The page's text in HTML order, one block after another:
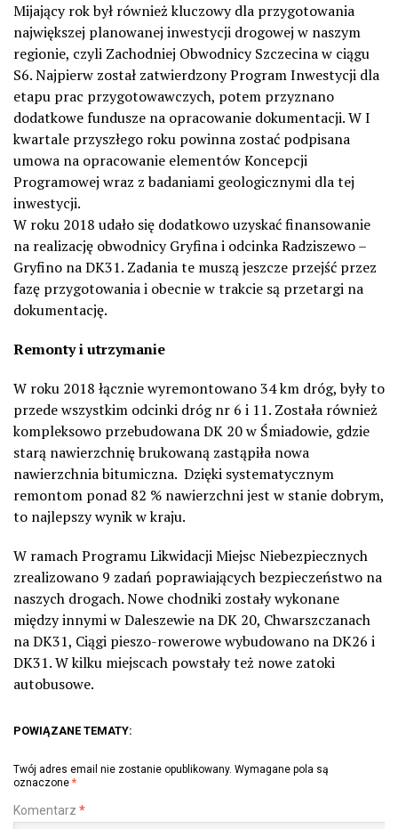
Mijający rok był również kluczowy dla przygotowania
największej planowanej inwestycji drogowej w naszym
regionie, czyli Zachodniej Obwodnicy Szczecina w ciągu
S6. Najpierw został zatwierdzony Program Inwestycji dla
etapu prac przygotowawczych, potem przyznano
dodatkowe fundusze na opracowanie dokumentacji. W I
kwartale przyszłego roku powinna zostać podpisana
umowa na opracowanie elementów Koncepcji
Programowej wraz z badaniami geologicznymi dla tej
inwestycji.
W roku 2018 udało się dodatkowo uzyskać finansowanie
na realizację obwodnicy Gryfina i odcinka Radziszewo –
Gryfino na DK31. Zadania te muszą jeszcze przejść przez
fazę przygotowania i obecnie w trakcie są przetargi na
dokumentację.
Remonty i utrzymanie
W roku 2018 łącznie wyremontowano 34 km dróg, były to
przede wszystkim odcinki dróg nr 6 i 11. Została również
kompleksowo przebudowana DK 20 w Śmiadowie, gdzie
starą nawierzchnię brukowaną zastąpiła nowa
nawierzchnia bitumiczna. Dzięki systematycznym
remontom ponad 82 % nawierzchni jest w stanie dobrym,
to najlepszy wynik w kraju.
W ramach Programu Likwidacji Miejsc Niebezpiecznych
zrealizowano 9 zadań poprawiających bezpieczeństwo na
naszych drogach. Nowe chodniki zostały wykonane
między innymi w Daleszewie na DK 20, Chwarszczanach
na DK31, Ciągi pieszo-rowerowe wybudowano na DK26 i
DK31. W kilku miejscach powstały też nowe zatoki
autobusowe.
POWIĄZANE TEMATY:
Twój adres email nie zostanie opublikowany. Wymagane pola są
oznaczone *
Komentarz *